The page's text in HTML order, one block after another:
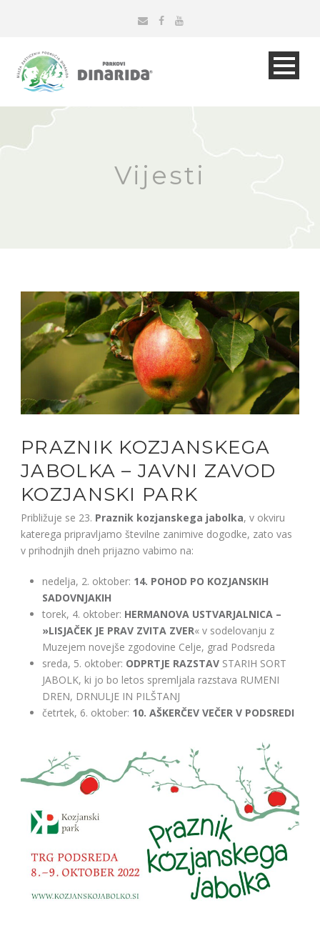
Vijesti
PRAZNIK KOZJANSKEGA
JABOLKA – JAVNI ZAVOD
KOZJANSKI PARK
Približuje se 23. Praznik kozjanskega jabolka, v okviru
katerega pripravljamo številne zanimive dogodke, zato vas
v prihodnjih dneh prijazno vabimo na:
nedelja, 2. oktober: 14. POHOD PO KOZJANSKIH
SADOVNJAKIH
torek, 4. oktober: HERMANOVA USTVARJALNICA –
»LISJAČEK JE PRAV ZVITA ZVER« v sodelovanju z
Muzejem novejše zgodovine Celje, grad Podsreda
sreda, 5. oktober: ODPRTJE RAZSTAV STARIH SORT
JABOLK, ki jo bo letos spremljala razstava RUMENI
DREN, DRNULJE IN PILŠTANJ
četrtek, 6. oktober: 10. AŠKERČEV VEČER V PODSREDI